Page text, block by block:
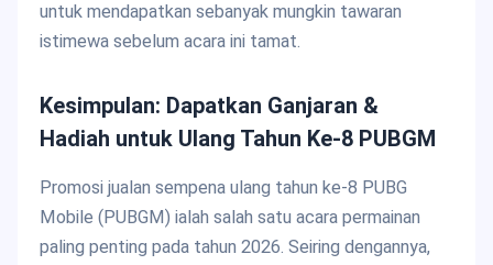
untuk mendapatkan sebanyak mungkin tawaran
istimewa sebelum acara ini tamat.
Kesimpulan: Dapatkan Ganjaran &
Hadiah untuk Ulang Tahun Ke-8 PUBGM
Promosi jualan sempena ulang tahun ke-8 PUBG
Mobile (PUBGM) ialah salah satu acara permainan
paling penting pada tahun 2026. Seiring dengannya,